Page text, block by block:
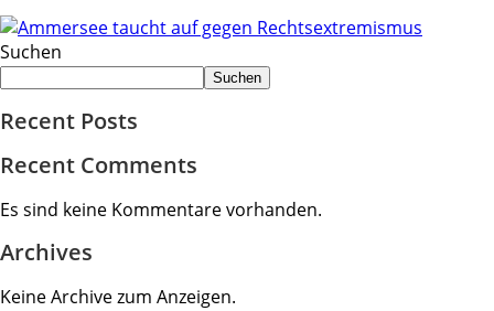
Suchen
Suchen
Recent Posts
Recent Comments
Es sind keine Kommentare vorhanden.
Archives
Keine Archive zum Anzeigen.